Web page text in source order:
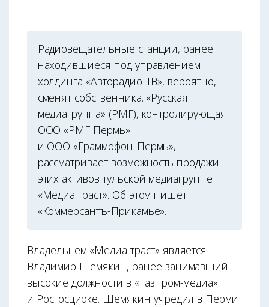
Радиовещательные станции, ранее
находившиеся под управлением
холдинга «Авторадио-ТВ», вероятно,
сменят собственника. «Русская
медиагруппа» (РМГ), контролирующая
ООО «РМГ Пермь»
и ООО «Граммофон-Пермь»,
рассматривает возможность продажи
этих активов тульской медиагруппе
«Медиа траст». Об этом пишет
«Коммерсантъ-Прикамье».
Владельцем «Медиа траст» является
Владимир Шемякин, ранее занимавший
высокие должности в «Газпром-медиа»
и Росгосцирке. Шемякин учредил в Перми